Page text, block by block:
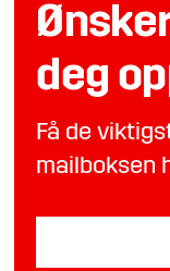
deg
Få de
mailboksen